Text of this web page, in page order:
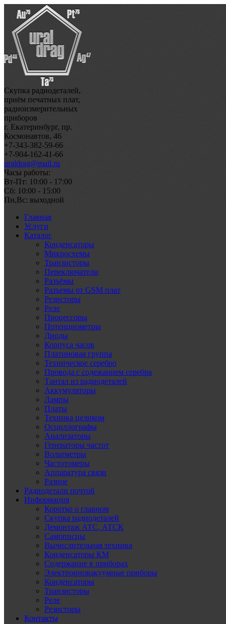
Скупка радиодеталей,
приём печатных плат,
радиоизмерительных
приборов
г. Екатеринбург, пр.
Космонавтов, 46
+7-343-382-59-66
+7-904-162-41-66
uraldrag@mail.ru
Часы работы:
Вт-Пт: 10:00 - 17:00
Сб: 10:00 - 15:00
Пн,Вс: выходной
Главная
Услуги
Каталог
Конденсаторы
Микросхемы
Транзисторы
Переключатели
Разъёмы
Разъемы от GSM плат
Резисторы
Реле
Процессоры
Потенциометры
Диоды
Корпуса часов
Платиновая группа
Техническое серебро
Провода с содежанием серебра
Тантал из радиодеталей
Аккумуляторы
Лампы
Платы
Техника целиком
Осциллографы
Анализаторы
Генераторы частот
Вольтметры
Частотомеры
Аппаратура связи
Разное
Радиодетали почтой
Информация
Коротко о главном
Скупка радиодеталей
Демонтаж АТС, АТСК
Самописцы
Вычислительная техника
Конденсаторы КМ
Содержание в приборах
Электронновакуумные приборы
Конденсаторы
Транзисторы
Реле
Резисторы
Контакты